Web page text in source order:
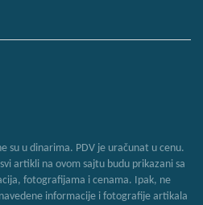
su u dinarima. PDV je uračunat u cenu.
artikli na ovom sajtu budu prikazani sa
fotografijama i cenama. Ipak, ne
informacije i fotografije artikala